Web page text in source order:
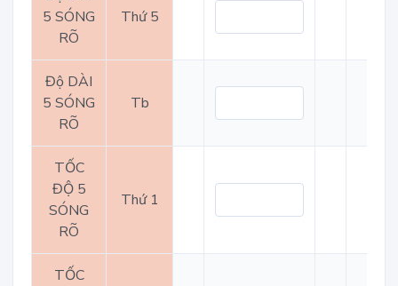
5 SÓNG
RÕ
Thứ 5
Độ DÀI
5 SÓNG
RÕ
Tb
TỐC
ĐỘ 5
SÓNG
RÕ
Thứ 1
TỐC